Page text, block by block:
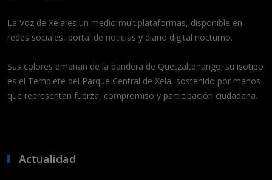
La Voz de Xela es un medio multiplataformas, disponible en
redes sociales, portal de noticias y diario digital nocturno.
Sus colores emanan de la bandera de Quetzaltenango; su isotipo
es el Templete del Parque Central de Xela, sostenido por manos
que representan fuerza, compromiso y participación ciudadana.
Actualidad